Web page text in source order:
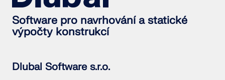
Software pro navrhování a statické
výpočty konstrukcí
Dlubal Software s.r.o.